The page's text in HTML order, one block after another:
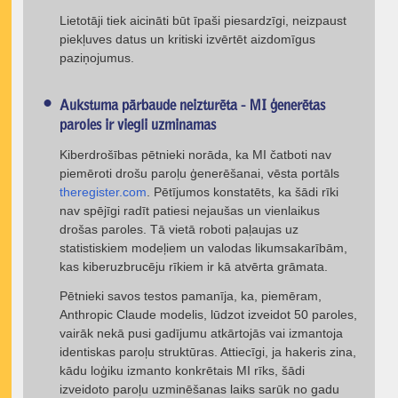
Lietotāji tiek aicināti būt īpaši piesardzīgi, neizpaust
piekļuves datus un kritiski izvērtēt aizdomīgus
paziņojumus.
Aukstuma pārbaude neizturēta - MI ģenerētas
paroles ir viegli uzminamas
Kiberdrošības pētnieki norāda, ka MI čatboti nav
piemēroti drošu paroļu ģenerēšanai, vēsta portāls
theregister.com. Pētījumos konstatēts, ka šādi rīki
nav spējīgi radīt patiesi nejaušas un vienlaikus
drošas paroles. Tā vietā roboti paļaujas uz
statistiskiem modeļiem un valodas likumsakarībām,
kas kiberuzbrucēju rīkiem ir kā atvērta grāmata.
Pētnieki savos testos pamanīja, ka, piemēram,
Anthropic Claude modelis, lūdzot izveidot 50 paroles,
vairāk nekā pusi gadījumu atkārtojās vai izmantoja
identiskas paroļu struktūras. Attiecīgi, ja hakeris zina,
kādu loģiku izmanto konkrētais MI rīks, šādi
izveidoto paroļu uzminēšanas laiks sarūk no gadu